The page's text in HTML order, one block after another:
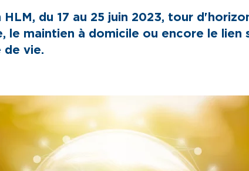
du 17 au 25 juin 2023, tour
maintien à domicile ou encore le
de vie.